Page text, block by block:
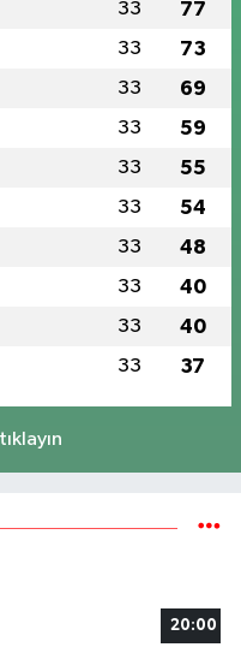
33 77
33 73
33 69
33 59
33 55
33 54
33 48
33 40
33 40
33 37
20:00